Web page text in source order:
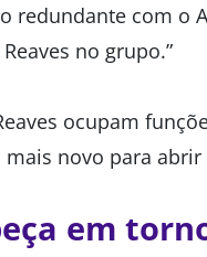
redundante com o
no grupo.”
ocupam
novo para
em